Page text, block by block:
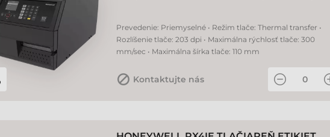
Prevedenie: Priemyselné • Režim tlače: Thermal transfer •
Rozlíšenie tlače: 203 dpi • Maximálna rýchlosť tlače: 300
mm/sec • Maximálna šírka tlače: 110 mm
Kontaktujte nás